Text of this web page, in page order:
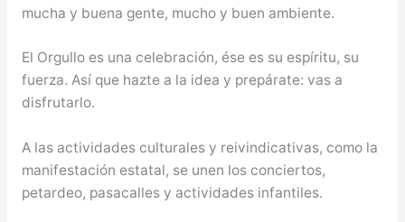
mucha y buena gente, mucho y buen ambiente.
El Orgullo es una celebración, ése es su espíritu, su
fuerza. Así que hazte a la idea y prepárate: vas a
disfrutarlo.
A las actividades culturales y reivindicativas, como la
manifestación estatal, se unen los conciertos,
petardeo, pasacalles y actividades infantiles.